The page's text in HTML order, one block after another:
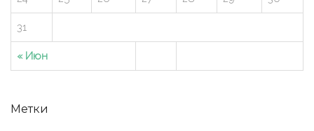
« Июн
31
Метки